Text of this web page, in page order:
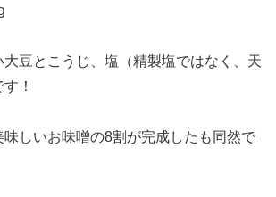
豆とこうじ、塩（精製塩ではなく、天
！
しいお味噌の8割が完成したも同然で